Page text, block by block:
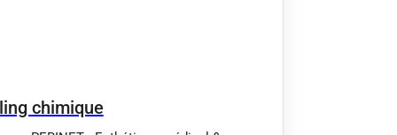
chimique